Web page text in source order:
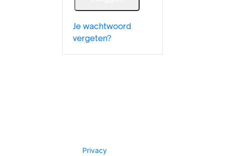
Je wachtwoord
vergeten?
Privacy